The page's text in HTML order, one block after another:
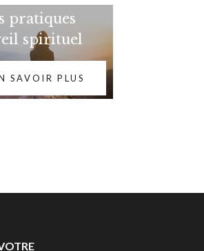
pratiques
spirituel
SAVOIR PLUS